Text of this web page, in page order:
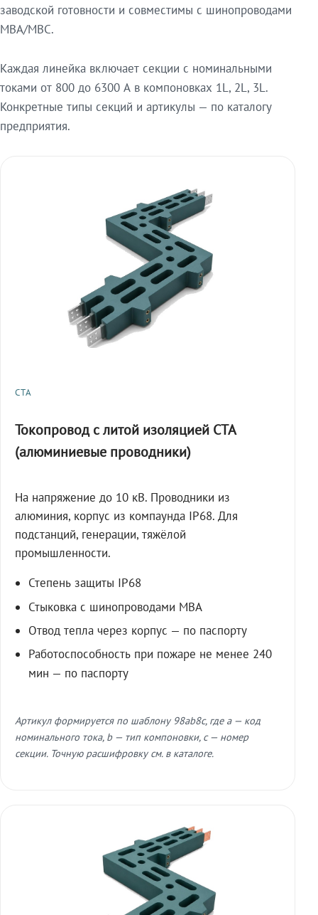
заводской готовности и совместимы с шинопроводами
МВА/МВС.
Каждая линейка включает секции с номинальными
токами от 800 до 6300 А в компоновках 1L, 2L, 3L.
Конкретные типы секций и артикулы — по каталогу
предприятия.
СТА
Токопровод с литой изоляцией СТА
(алюминиевые проводники)
На напряжение до 10 кВ. Проводники из
алюминия, корпус из компаунда IP68. Для
подстанций, генерации, тяжёлой
промышленности.
Степень защиты IP68
Стыковка с шинопроводами МВА
Отвод тепла через корпус — по паспорту
Работоспособность при пожаре не менее 240
мин — по паспорту
Артикул формируется по шаблону 98ab8c, где a — код
номинального тока, b — тип компоновки, c — номер
секции. Точную расшифровку см. в каталоге.